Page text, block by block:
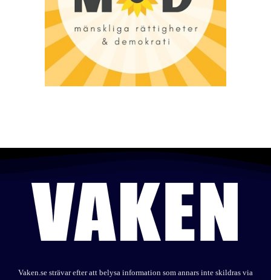
Vaken.se strävar efter att belysa information som annars inte skildras via